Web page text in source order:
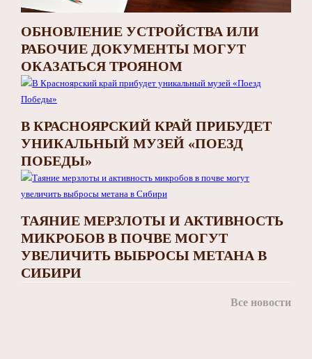
ОБНОВЛЕНИЕ УСТРОЙСТВА ИЛИ
РАБОЧИЕ ДОКУМЕНТЫ МОГУТ
ОКАЗАТЬСЯ ТРОЯНОМ
В КРАСНОЯРСКИЙ КРАЙ ПРИБУДЕТ
УНИКАЛЬНЫЙ МУЗЕЙ «ПОЕЗД
ПОБЕДЫ»
ТАЯНИЕ МЕРЗЛОТЫ И АКТИВНОСТЬ
МИКРОБОВ В ПОЧВЕ МОГУТ
УВЕЛИЧИТЬ ВЫБРОСЫ МЕТАНА В
СИБИРИ
Все новости